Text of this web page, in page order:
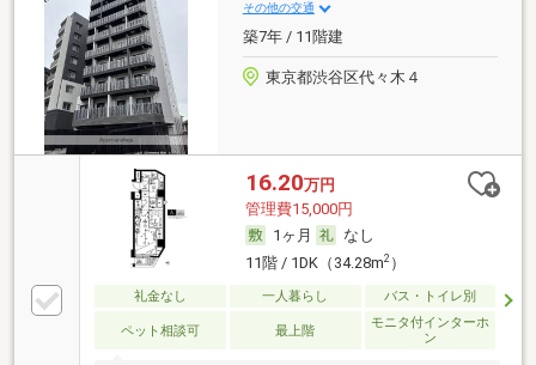
その他の交通
築7年 / 11階建
東京都渋谷区代々木４
16.20万円
管理費15,000円
1ヶ月
なし
11階 / 1DK（34.28m2）
礼金なし 一人暮らし バス・トイレ別
ペット相談可 最上階
モニタ付インターホ
ン